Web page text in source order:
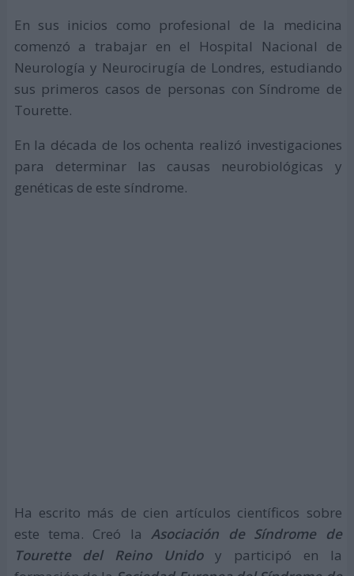
En sus inicios como profesional de la medicina
comenzó a trabajar en el Hospital Nacional de
Neurología y Neurocirugía de Londres, estudiando
sus primeros casos de personas con Síndrome de
Tourette.
En la década de los ochenta realizó investigaciones
para determinar las causas neurobiológicas y
genéticas de este síndrome.
Ha escrito más de cien artículos científicos sobre
este tema. Creó la Asociación de Síndrome de
Tourette del Reino Unidoy participó en la